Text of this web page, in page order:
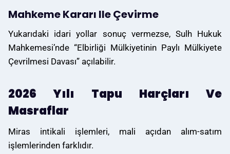
Mahkeme Kararı Ile Çevirme
Yukarıdaki idari yollar sonuç vermezse, Sulh Hukuk
Mahkemesi’nde “Elbirliği Mülkiyetinin Paylı Mülkiyete
Çevrilmesi Davası” açılabilir.
2026 Yılı Tapu Harçları Ve
Masraflar
Miras intikali işlemleri, mali açıdan alım-satım
işlemlerinden farklıdır.